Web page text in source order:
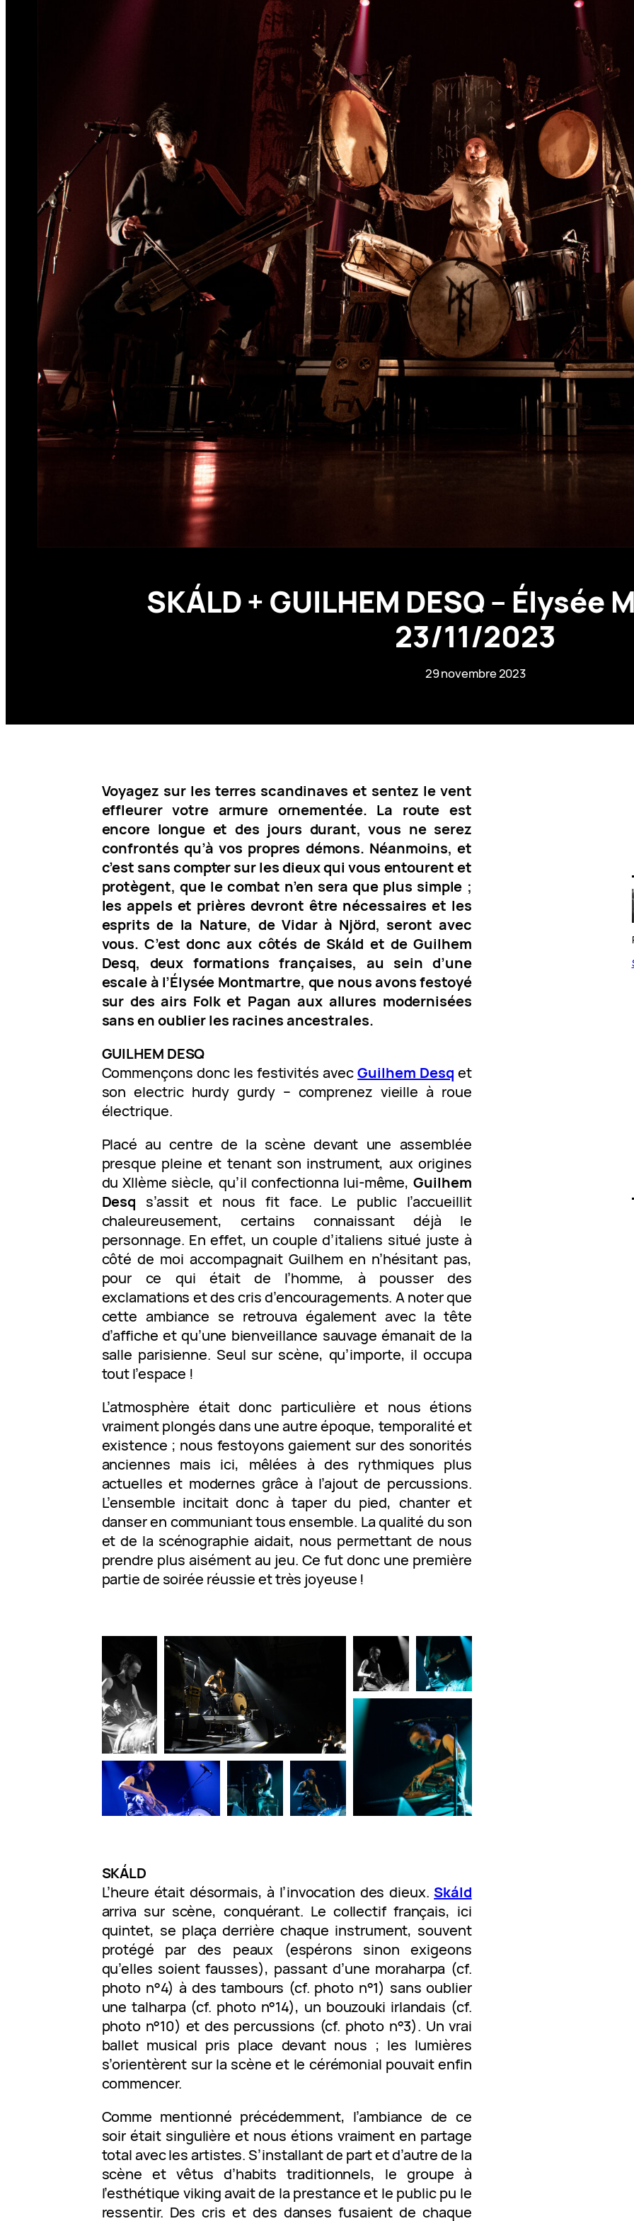
SKÁLD + GUILHEM DESQ – Élysée
23/11/2023
29 novembre 2023
Voyagez sur les terres scandinaves et sentez le vent
effleurer votre armure ornementée. La route est
encore longue et des jours durant, vous ne serez
confrontés qu’à vos propres démons. Néanmoins, et
c’est sans compter sur les dieux qui vous entourent et
protègent, que le combat n’en sera que plus simple ;
les appels et prières devront être nécessaires et les
esprits de la Nature, de Vidar à Njörd, seront avec
vous.C’est donc aux côtés de Skáld et de Guilhem
Desq, deux formations françaises, au sein d’une
escale à l’Élysée Montmartre, que nous avons festoyé
sur des airs Folk et Pagan aux allures modernisées
sans en oublier les racines ancestrales.
GUILHEM DESQ
Commençons donc les festivités avecGuilhem Desq et
son electric hurdy gurdy – comprenez vieille à roue
électrique.
Placé au centre de la scène devant une assemblée
presque pleine et tenant son instrument, aux origines
du XIIème siècle, qu’il confectionna lui-même,Guilhem
Desq s’assit et nous fit face. Le public l’accueillit
chaleureusement, certains connaissant déjà le
personnage. En effet, un couple d’italiens situé juste à
côté de moi accompagnait Guilhem en n’hésitant pas,
pour ce qui était de l’homme, à pousser des
exclamations et des cris d’encouragements. A noter que
cette ambiance se retrouva également avec la tête
d’affiche et qu’une bienveillance sauvage émanait de la
salle parisienne. Seul sur scène, qu’importe, il occupa
tout l’espace !
L’atmosphère était donc particulière et nous étions
vraiment plongés dans une autre époque, temporalité et
existence ; nous festoyons gaiement sur des sonorités
anciennes mais ici, mêlées à des rythmiques plus
actuelles et modernes grâce à l’ajout de percussions.
L’ensemble incitait donc à taper du pied, chanter et
danser en communiant tous ensemble. La qualité du son
et de la scénographie aidait, nous permettant de nous
prendre plus aisément au jeu. Ce fut donc une première
partie de soirée réussie et très joyeuse !
SKÁLD
L’heure était désormais, à l’invocation des dieux. Skáld
arriva sur scène, conquérant. Le collectif français, ici
quintet, se plaça derrière chaque instrument, souvent
protégé par des peaux (espérons sinon exigeons
qu’elles soient fausses), passant d’une moraharpa (cf.
photo n°4) à des tambours (cf. photo n°1) sans oublier
une talharpa (cf. photo n°14), un bouzouki irlandais (cf.
photo n°10) et des percussions (cf. photo n°3). Un vrai
ballet musical pris place devant nous ; les lumières
s’orientèrent sur la scène et le cérémonial pouvait enfin
commencer.
Comme mentionné précédemment, l’ambiance de ce
soir était singulière et nous étions vraiment en partage
total avec les artistes. S’installant de part et d’autre de la
scène et vêtus d’habits traditionnels, le groupe à
l’esthétique viking avait de la prestance et le public pu le
ressentir. Des cris et des danses fusaient de chaque